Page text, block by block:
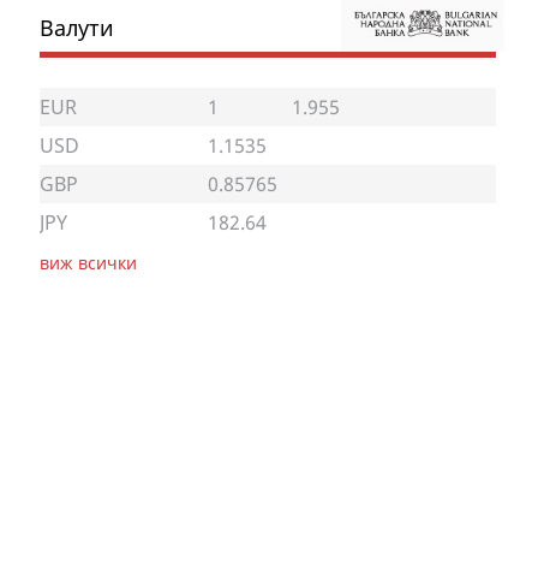
Валути
EUR 1
1.955
USD
1.1535
GBP
0.85765
JPY
182.64
виж всички